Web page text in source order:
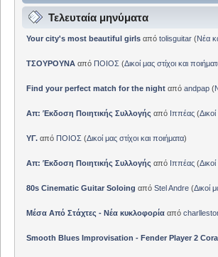
Τελευταία μηνύματα
Your city's most beautiful girlsαπό tolisguitar(Νέα
ΤΣΟΥΡΟΥΝΑαπό ΠΟΙΟΣ (Δικοί μας στίχοι και
Find your perfect match for the nightαπό andpap(
Απ: Έκδοση Ποιητικής Συλλογής από Ιππέας(
ΥΓ.από ΠΟΙΟΣ (Δικοί μας στίχοι και ποιήματα)
Απ: Έκδοση Ποιητικής Συλλογής από Ιππέας(
80s Cinematic Guitar Soloing από Stel Andre(Δικοί
Μέσα Από Στάχτες - Νέα κυκλοφορίααπό
Smooth Blues Improvisation - Fender Player 2